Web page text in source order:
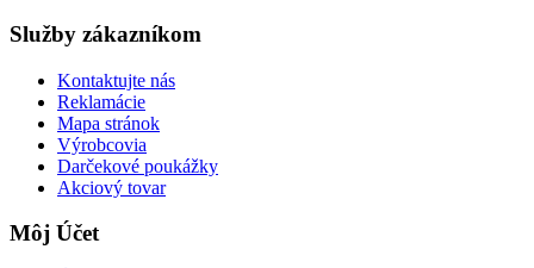
Služby zákazníkom
Kontaktujte nás
Reklamácie
Mapa stránok
Výrobcovia
Darčekové poukážky
Akciový tovar
Môj Účet